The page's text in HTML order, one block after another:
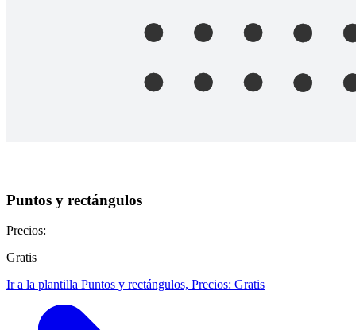
Puntos y rectángulos
Precios:
Gratis
Ir a la plantilla Puntos y rectángulos, Precios: Gratis